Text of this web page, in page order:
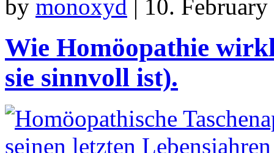
by monoxyd | 10.
Wie Homöopathie
sie sinnvoll ist).